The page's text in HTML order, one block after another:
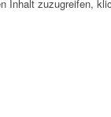
Inhalt zuzugreifen,